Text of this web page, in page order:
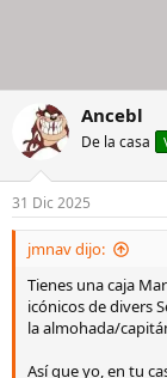
Ancebl
De la casa
31 Dic 2025
jmnav dijo:
Tienes una caja
icónicos de divers
la almohada/
Así que yo, en tu